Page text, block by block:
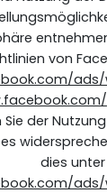
von
Sie der
dies unter